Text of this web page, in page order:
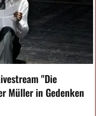
"Die
Müller in Gedenken